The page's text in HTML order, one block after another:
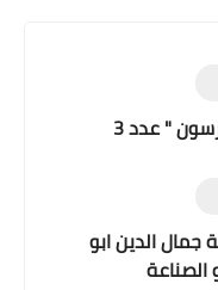
" عدد 3
الدين ابو
الصناعة